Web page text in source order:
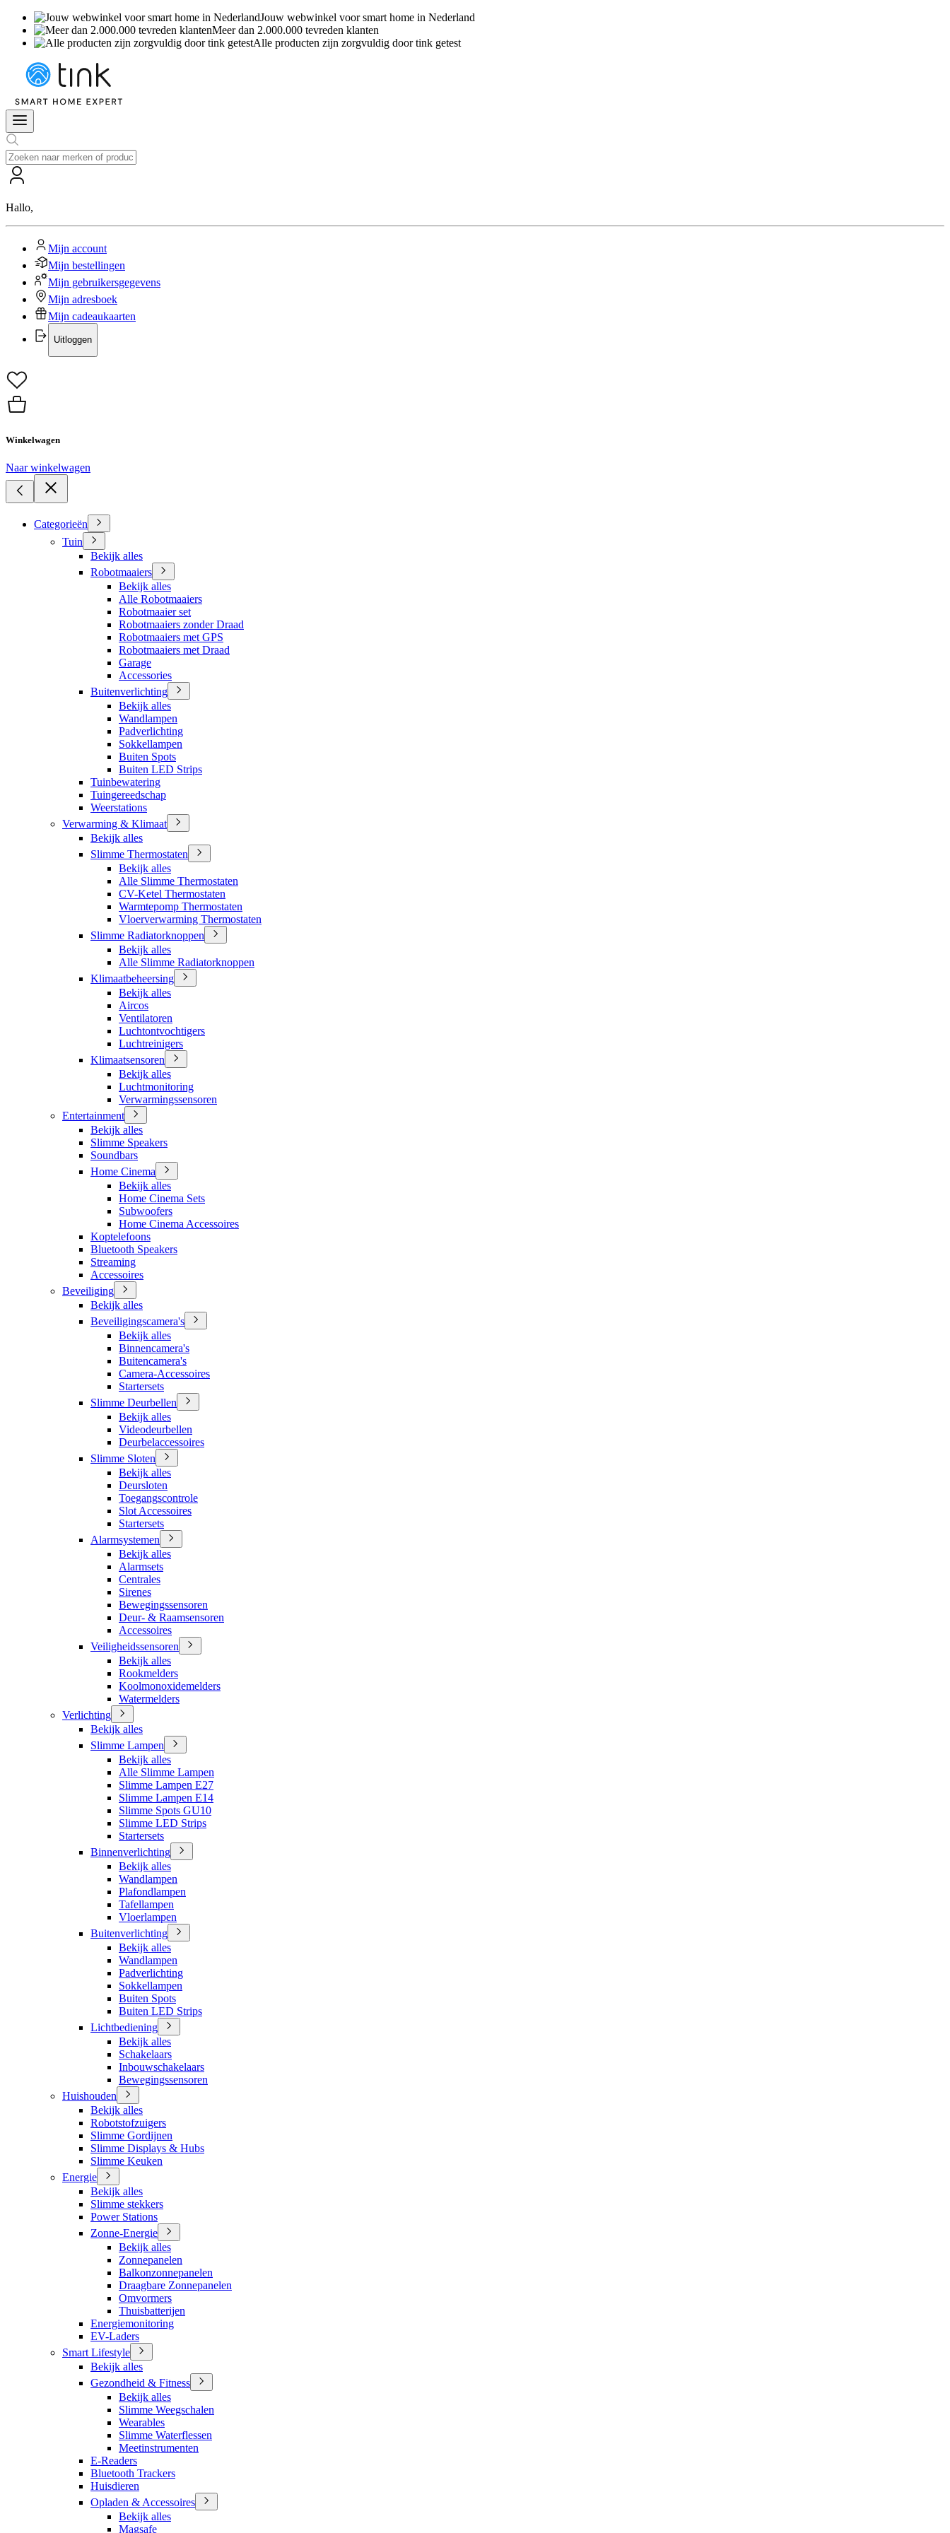
Jouw webwinkel voor smart home in Nederland
Meer dan 2.000.000 tevreden klanten
Alle producten zijn zorgvuldig door tink getest
Hallo,
Mijn account
Mijn bestellingen
Mijn gebruikersgegevens
Mijn adresboek
Mijn cadeaukaarten
Uitloggen
Winkelwagen
Naar winkelwagen
Categorieën
Tuin
Bekijk alles
Robotmaaiers
Bekijk alles
Alle Robotmaaiers
Robotmaaier set
Robotmaaiers zonder Draad
Robotmaaiers met GPS
Robotmaaiers met Draad
Garage
Accessories
Buitenverlichting
Bekijk alles
Wandlampen
Padverlichting
Sokkellampen
Buiten Spots
Buiten LED Strips
Tuinbewatering
Tuingereedschap
Weerstations
Verwarming & Klimaat
Bekijk alles
Slimme Thermostaten
Bekijk alles
Alle Slimme Thermostaten
CV-Ketel Thermostaten
Warmtepomp Thermostaten
Vloerverwarming Thermostaten
Slimme Radiatorknoppen
Bekijk alles
Alle Slimme Radiatorknoppen
Klimaatbeheersing
Bekijk alles
Aircos
Ventilatoren
Luchtontvochtigers
Luchtreinigers
Klimaatsensoren
Bekijk alles
Luchtmonitoring
Verwarmingssensoren
Entertainment
Bekijk alles
Slimme Speakers
Soundbars
Home Cinema
Bekijk alles
Home Cinema Sets
Subwoofers
Home Cinema Accessoires
Koptelefoons
Bluetooth Speakers
Streaming
Accessoires
Beveiliging
Bekijk alles
Beveiligingscamera's
Bekijk alles
Binnencamera's
Buitencamera's
Camera-Accessoires
Startersets
Slimme Deurbellen
Bekijk alles
Videodeurbellen
Deurbelaccessoires
Slimme Sloten
Bekijk alles
Deursloten
Toegangscontrole
Slot Accessoires
Startersets
Alarmsystemen
Bekijk alles
Alarmsets
Centrales
Sirenes
Bewegingssensoren
Deur- & Raamsensoren
Accessoires
Veiligheidssensoren
Bekijk alles
Rookmelders
Koolmonoxidemelders
Watermelders
Verlichting
Bekijk alles
Slimme Lampen
Bekijk alles
Alle Slimme Lampen
Slimme Lampen E27
Slimme Lampen E14
Slimme Spots GU10
Slimme LED Strips
Startersets
Binnenverlichting
Bekijk alles
Wandlampen
Plafondlampen
Tafellampen
Vloerlampen
Buitenverlichting
Bekijk alles
Wandlampen
Padverlichting
Sokkellampen
Buiten Spots
Buiten LED Strips
Lichtbediening
Bekijk alles
Schakelaars
Inbouwschakelaars
Bewegingssensoren
Huishouden
Bekijk alles
Robotstofzuigers
Slimme Gordijnen
Slimme Displays & Hubs
Slimme Keuken
Energie
Bekijk alles
Slimme stekkers
Power Stations
Zonne-Energie
Bekijk alles
Zonnepanelen
Balkonzonnepanelen
Draagbare Zonnepanelen
Omvormers
Thuisbatterijen
Energiemonitoring
EV-Laders
Smart Lifestyle
Bekijk alles
Gezondheid & Fitness
Bekijk alles
Slimme Weegschalen
Wearables
Slimme Waterflessen
Meetinstrumenten
E-Readers
Bluetooth Trackers
Huisdieren
Opladen & Accessoires
Bekijk alles
Magsafe